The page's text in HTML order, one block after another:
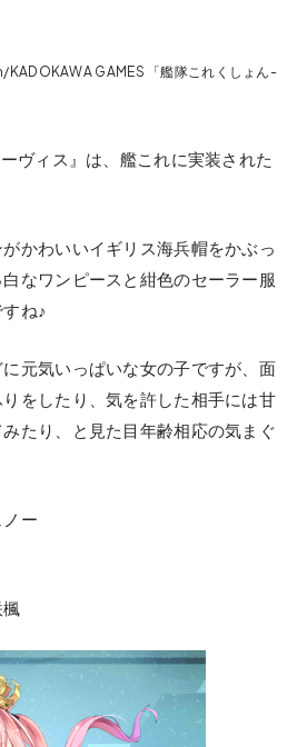
GAMES 「艦隊これくしょん-
ヴィス』は、艦これに実装された
かわいいイギリス海兵帽をかぶっ
なワンピースと紺色のセーラー服
ね♪
元気いっぱいな女の子ですが、面
をしたり、気を許した相手には甘
たり、と見た目年齢相応の気まぐ
ノー